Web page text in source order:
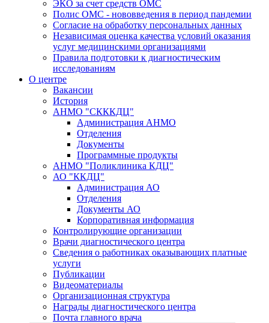
ЭКО за счет средств ОМС
Полис ОМС - нововведения в период пандемии
Согласие на обработку персональных данных
Независимая оценка качества условий оказания
услуг медицинскими организациями
Правила подготовки к диагностическим
исследованиям
О центре
Вакансии
История
АНМО "СКККДЦ"
Администрация АНМО
Отделения
Документы
Программные продукты
АНМО "Поликлиника КДЦ"
АО "ККДЦ"
Администрация АО
Отделения
Документы АО
Корпоративная информация
Контролирующие организации
Врачи диагностического центра
Сведения о работниках оказывающих платные
услуги
Публикации
Видеоматериалы
Организационная структура
Награды диагностического центра
Почта главного врача